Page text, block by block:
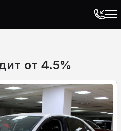
от 4.5%